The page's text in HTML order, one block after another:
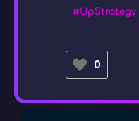
#UpStrategy
0